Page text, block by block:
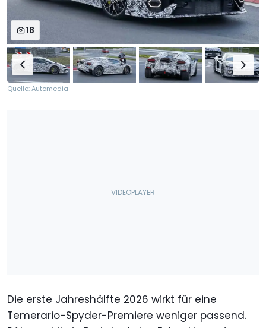
18
Quelle: Automedia
Die erste Jahreshälfte 2026 wirkt für eine
Temerario-Spyder-Premiere weniger passend.